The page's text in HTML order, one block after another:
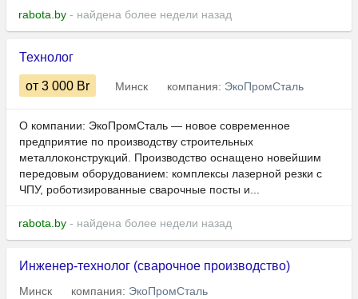
rabota.by - найдена более недели назад
Технолог
от 3 000 Br Минск компания: ЭкоПромСталь
О компании: ЭкоПромСталь — новое современное
предприятие по производству строительных
металлоконструкций. Производство оснащено новейшим
передовым оборудованием: комплексы лазерной резки с
ЧПУ, роботизированные сварочные посты и...
rabota.by - найдена более недели назад
Инженер-технолог (сварочное производство)
Минск компания: ЭкоПромСталь